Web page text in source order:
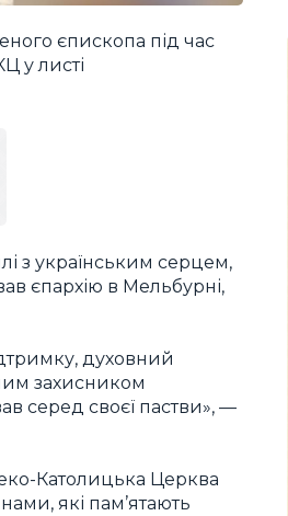
єпископа під час
у листі
з українським серцем,
єпархію в Мельбурні,
духовний
захисником
серед своєї пастви», —
Католицька Церква
які пам’ятають